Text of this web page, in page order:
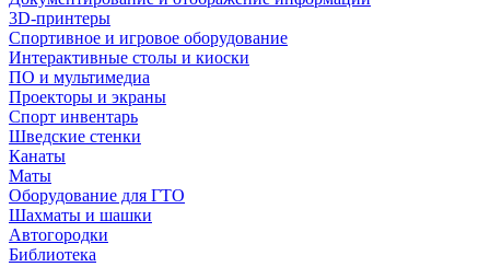
3D-принтеры
Спортивное и игровое оборудование
Интерактивные столы и киоски
ПО и мультимедиа
Проекторы и экраны
Спорт инвентарь
Шведские стенки
Канаты
Маты
Оборудование для ГТО
Шахматы и шашки
Автогородки
Библиотека